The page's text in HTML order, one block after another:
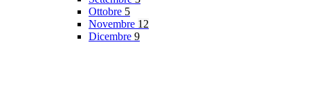
Ottobre 5
Novembre 12
Dicembre 9